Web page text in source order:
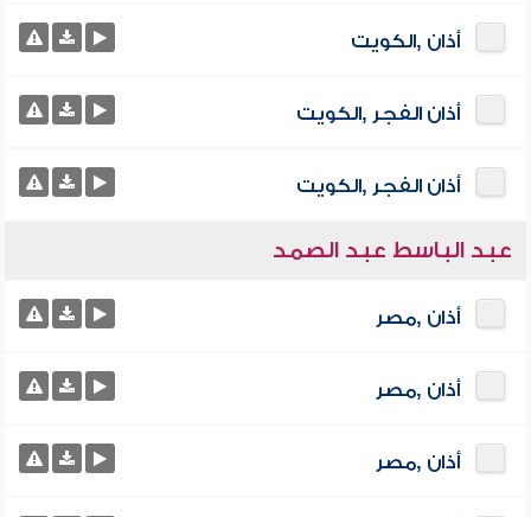
أذان ,الكويت
أذان الفجر ,الكويت
أذان الفجر ,الكويت
عبد الباسط عبد الصمد
أذان ,مصر
أذان ,مصر
أذان ,مصر